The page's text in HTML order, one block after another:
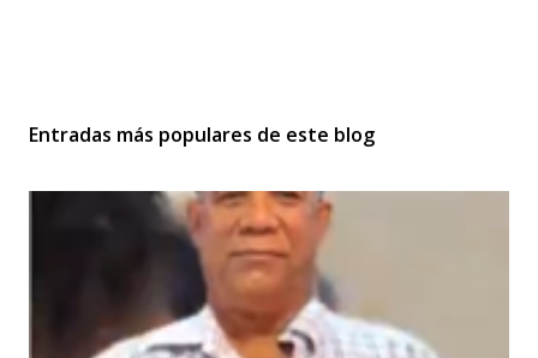
Entradas más populares de este blog